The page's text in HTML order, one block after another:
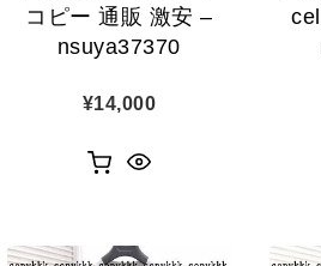
コピー 通販 激安 –
nsuya37370
¥14,000